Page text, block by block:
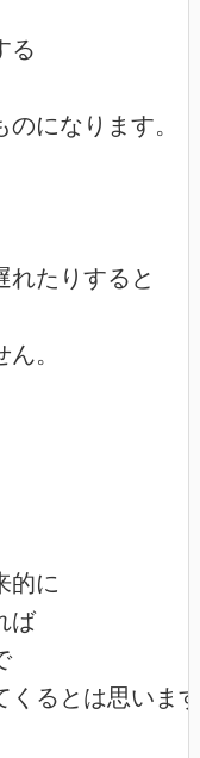
る
になります。
れたりすると
。
的に
ば
くるとは思いま